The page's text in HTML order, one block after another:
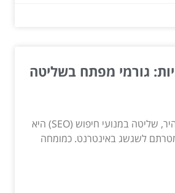
גורמי מפתח בשליטה
בנוף הדיגיטלי המהיר, שליטה במנועי חיפוש (SEO) היא
לשגשג באינטרנט. כמומחה